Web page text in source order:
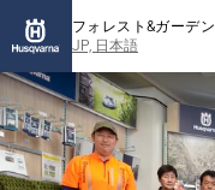
フォレスト&ガーデン
JP, 日本語